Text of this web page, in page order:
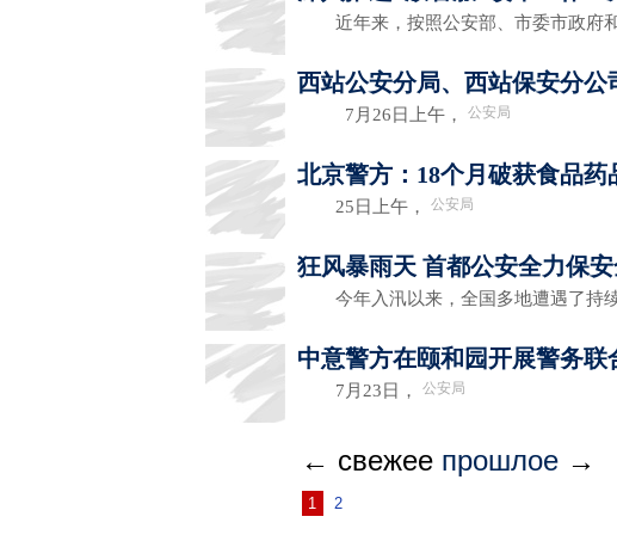
近年来，按照公安部、市委市政府和
西站公安分局、西站保安分
7月26日上午， 公安局
北京警方：18个月破获食品药
25日上午， 公安局
狂风暴雨天 首都公安全力保
今年入汛以来，全国多地遭遇了持
中意警方在颐和园开展警务联
7月23日， 公安局
← свежее прошлое →
1 2